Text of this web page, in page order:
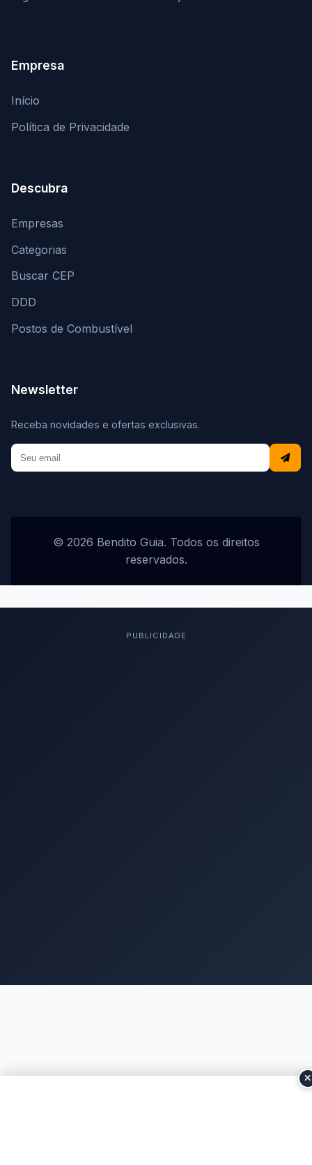
Empresa
Início
Política de Privacidade
Descubra
Empresas
Categorias
Buscar CEP
DDD
Postos de Combustível
Newsletter
Receba novidades e ofertas exclusivas.
© 2026 Bendito Guia. Todos os direitos
reservados.